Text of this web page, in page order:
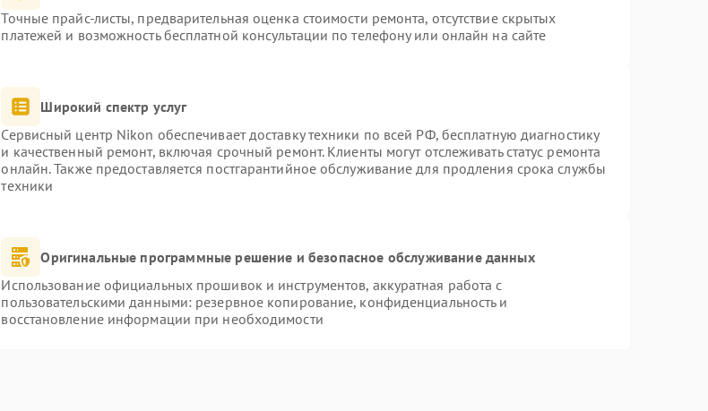
Точные прайс-листы, предварительная оценка стоимости ремонта, отсутствие скрытых
платежей и возможность бесплатной консультации по телефону или онлайн на сайте
Широкий спектр услуг
Сервисный центр Nikon обеспечивает доставку техники по всей РФ, бесплатную диагностику
и качественный ремонт, включая срочный ремонт. Клиенты могут отслеживать статус ремонта
онлайн. Также предоставляется постгарантийное обслуживание для продления срока службы
техники
Оригинальные программные решение и безопасное обслуживание данных
Использование официальных прошивок и инструментов, аккуратная работа с
пользовательскими данными: резервное копирование, конфиденциальность и
восстановление информации при необходимости